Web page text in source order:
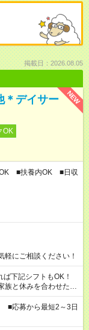
掲載日：2026.08.05
NEW
＊デイサー
OK
■扶養内OK ■日収
にご相談ください！
「できれば残業はし
ーク希望
と、もう1つのお仕事
は応募できません。
■応募から最短2～3日